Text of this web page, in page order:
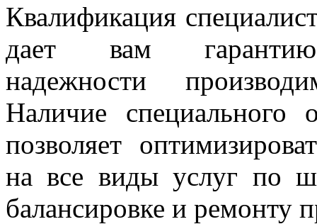
Квалификация
дает вам
надежности
Наличие специального
позволяет
на все виды услуг по
балансировке и ремонту